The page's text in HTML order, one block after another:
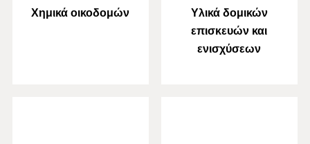
Χημικά οικοδομών
Υλικά δομικών
επισκευών και
ενισχύσεων